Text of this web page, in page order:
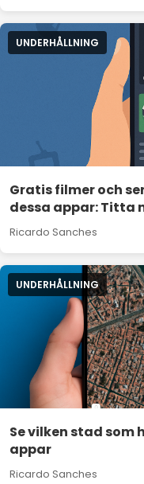
UNDERHÅLLNING
Gratis filmer och
dessa appar: Titta
Ricardo Sanches
UNDERHÅLLNING
Se vilken stad som
appar
Ricardo Sanches